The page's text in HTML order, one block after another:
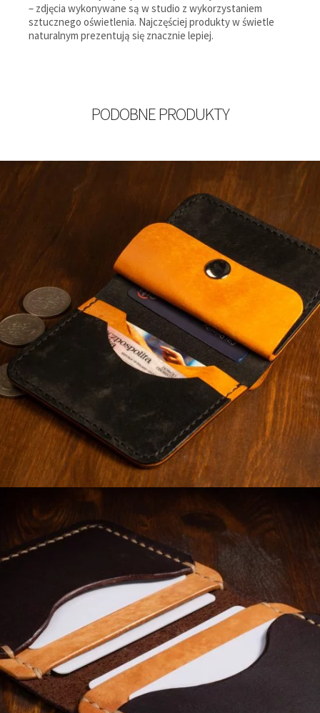
– zdjęcia wykonywane są w studio z wykorzystaniem
sztucznego oświetlenia. Najczęściej produkty w świetle
naturalnym prezentują się znacznie lepiej.
PODOBNE PRODUKTY
230,00zł
100,00zł